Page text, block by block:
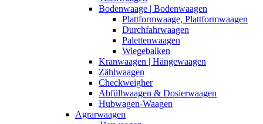
Bodenwaage | Bodenwaagen
Plattformwaage, Plattformwaagen
Durchfahrwaagen
Palettenwaagen
Wiegebalken
Kranwaagen | Hängewaagen
Zählwaagen
Checkweigher
Abfüllwaagen & Dosierwaagen
Hubwagen-Waagen
Agrarwaagen